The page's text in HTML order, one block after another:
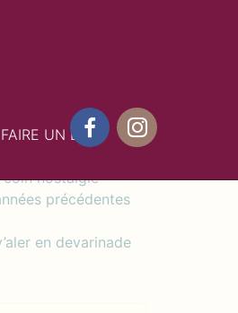
FAIRE UN DON
coin nostalgie
précédentes
en devarinade